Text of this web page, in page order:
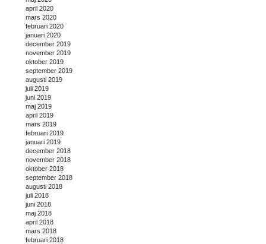
april 2020
mars 2020
februari 2020
januari 2020
december 2019
november 2019
oktober 2019
september 2019
augusti 2019
juli 2019
juni 2019
maj 2019
april 2019
mars 2019
februari 2019
januari 2019
december 2018
november 2018
oktober 2018
september 2018
augusti 2018
juli 2018
juni 2018
maj 2018
april 2018
mars 2018
februari 2018